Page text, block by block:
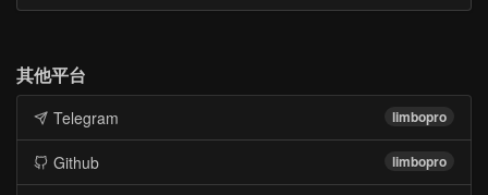
其他平台
limbopro
Telegram
limbopro
Github